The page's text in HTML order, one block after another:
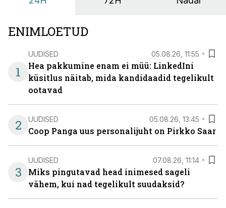
ENIMLOETUD
1
UUDISED 05.08.26, 11:55
Hea pakkumine enam ei müü: LinkedIni
küsitlus näitab, mida kandidaadid tegelikult
ootavad
2 UUDISED 05.08.26, 13:45
Coop Panga uus personalijuht on Pirkko Saar
3
UUDISED 07.08.26, 11:14
Miks pingutavad head inimesed sageli
vähem, kui nad tegelikult suudaksid?